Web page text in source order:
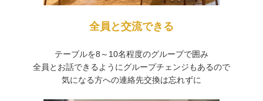
全員と交流できる
テーブルを8～10名程度のグループで囲み
全員とお話できるようにグループチェンジもあるので
気になる方への連絡先交換は忘れずに